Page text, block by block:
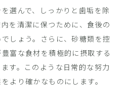
選んで、しっかりと歯垢を除
を清潔に保つために、食後の
しょう。さらに、砂糖類を控
富な食材を積極的に摂取する
す。このような日常的な努力
より確かなものにします。